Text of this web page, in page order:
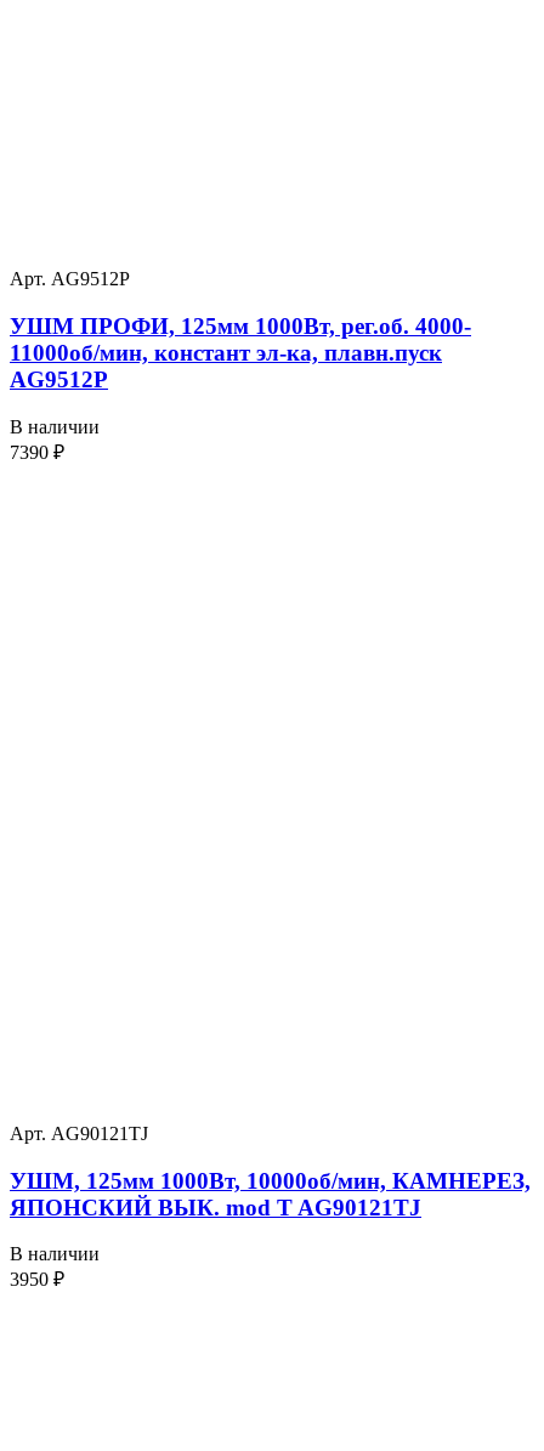
Арт. AG9512P
УШМ ПРОФИ, 125мм 1000Вт, рег.об. 4000-
11000об/мин, констант эл-ка, плавн.пуск
AG9512P
В наличии
7390 ₽
Арт. AG90121TJ
УШМ, 125мм 1000Вт, 10000об/мин, КАМНЕРЕЗ,
ЯПОНСКИЙ ВЫК. mod T AG90121TJ
В наличии
3950 ₽